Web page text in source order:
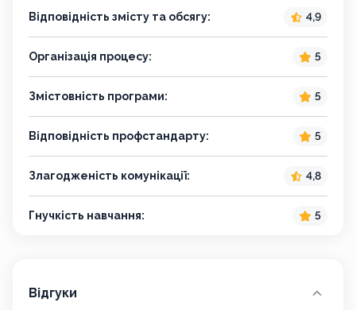
Відповідність змісту та обсягу: 4,9
Організація процесу: 5
Змістовність програми: 5
Відповідність профстандарту: 5
Злагодженість комунікації: 4,8
Гнучкість навчання: 5
Відгуки